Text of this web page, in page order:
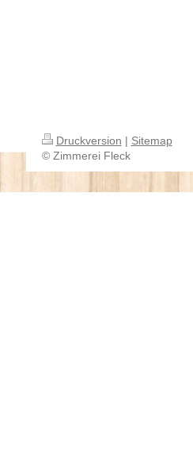
Druckversion | Sitemap
© Zimmerei Fleck